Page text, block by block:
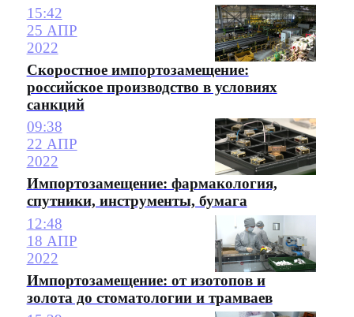
15:42
25 АПР
2022
Скоростное импортозамещение:
российское производство в условиях
санкций
09:38
22 АПР
2022
Импортозамещение: фармакология,
спутники, инструменты, бумага
12:48
18 АПР
2022
Импортозамещение: от изотопов и
золота до стоматологии и трамваев